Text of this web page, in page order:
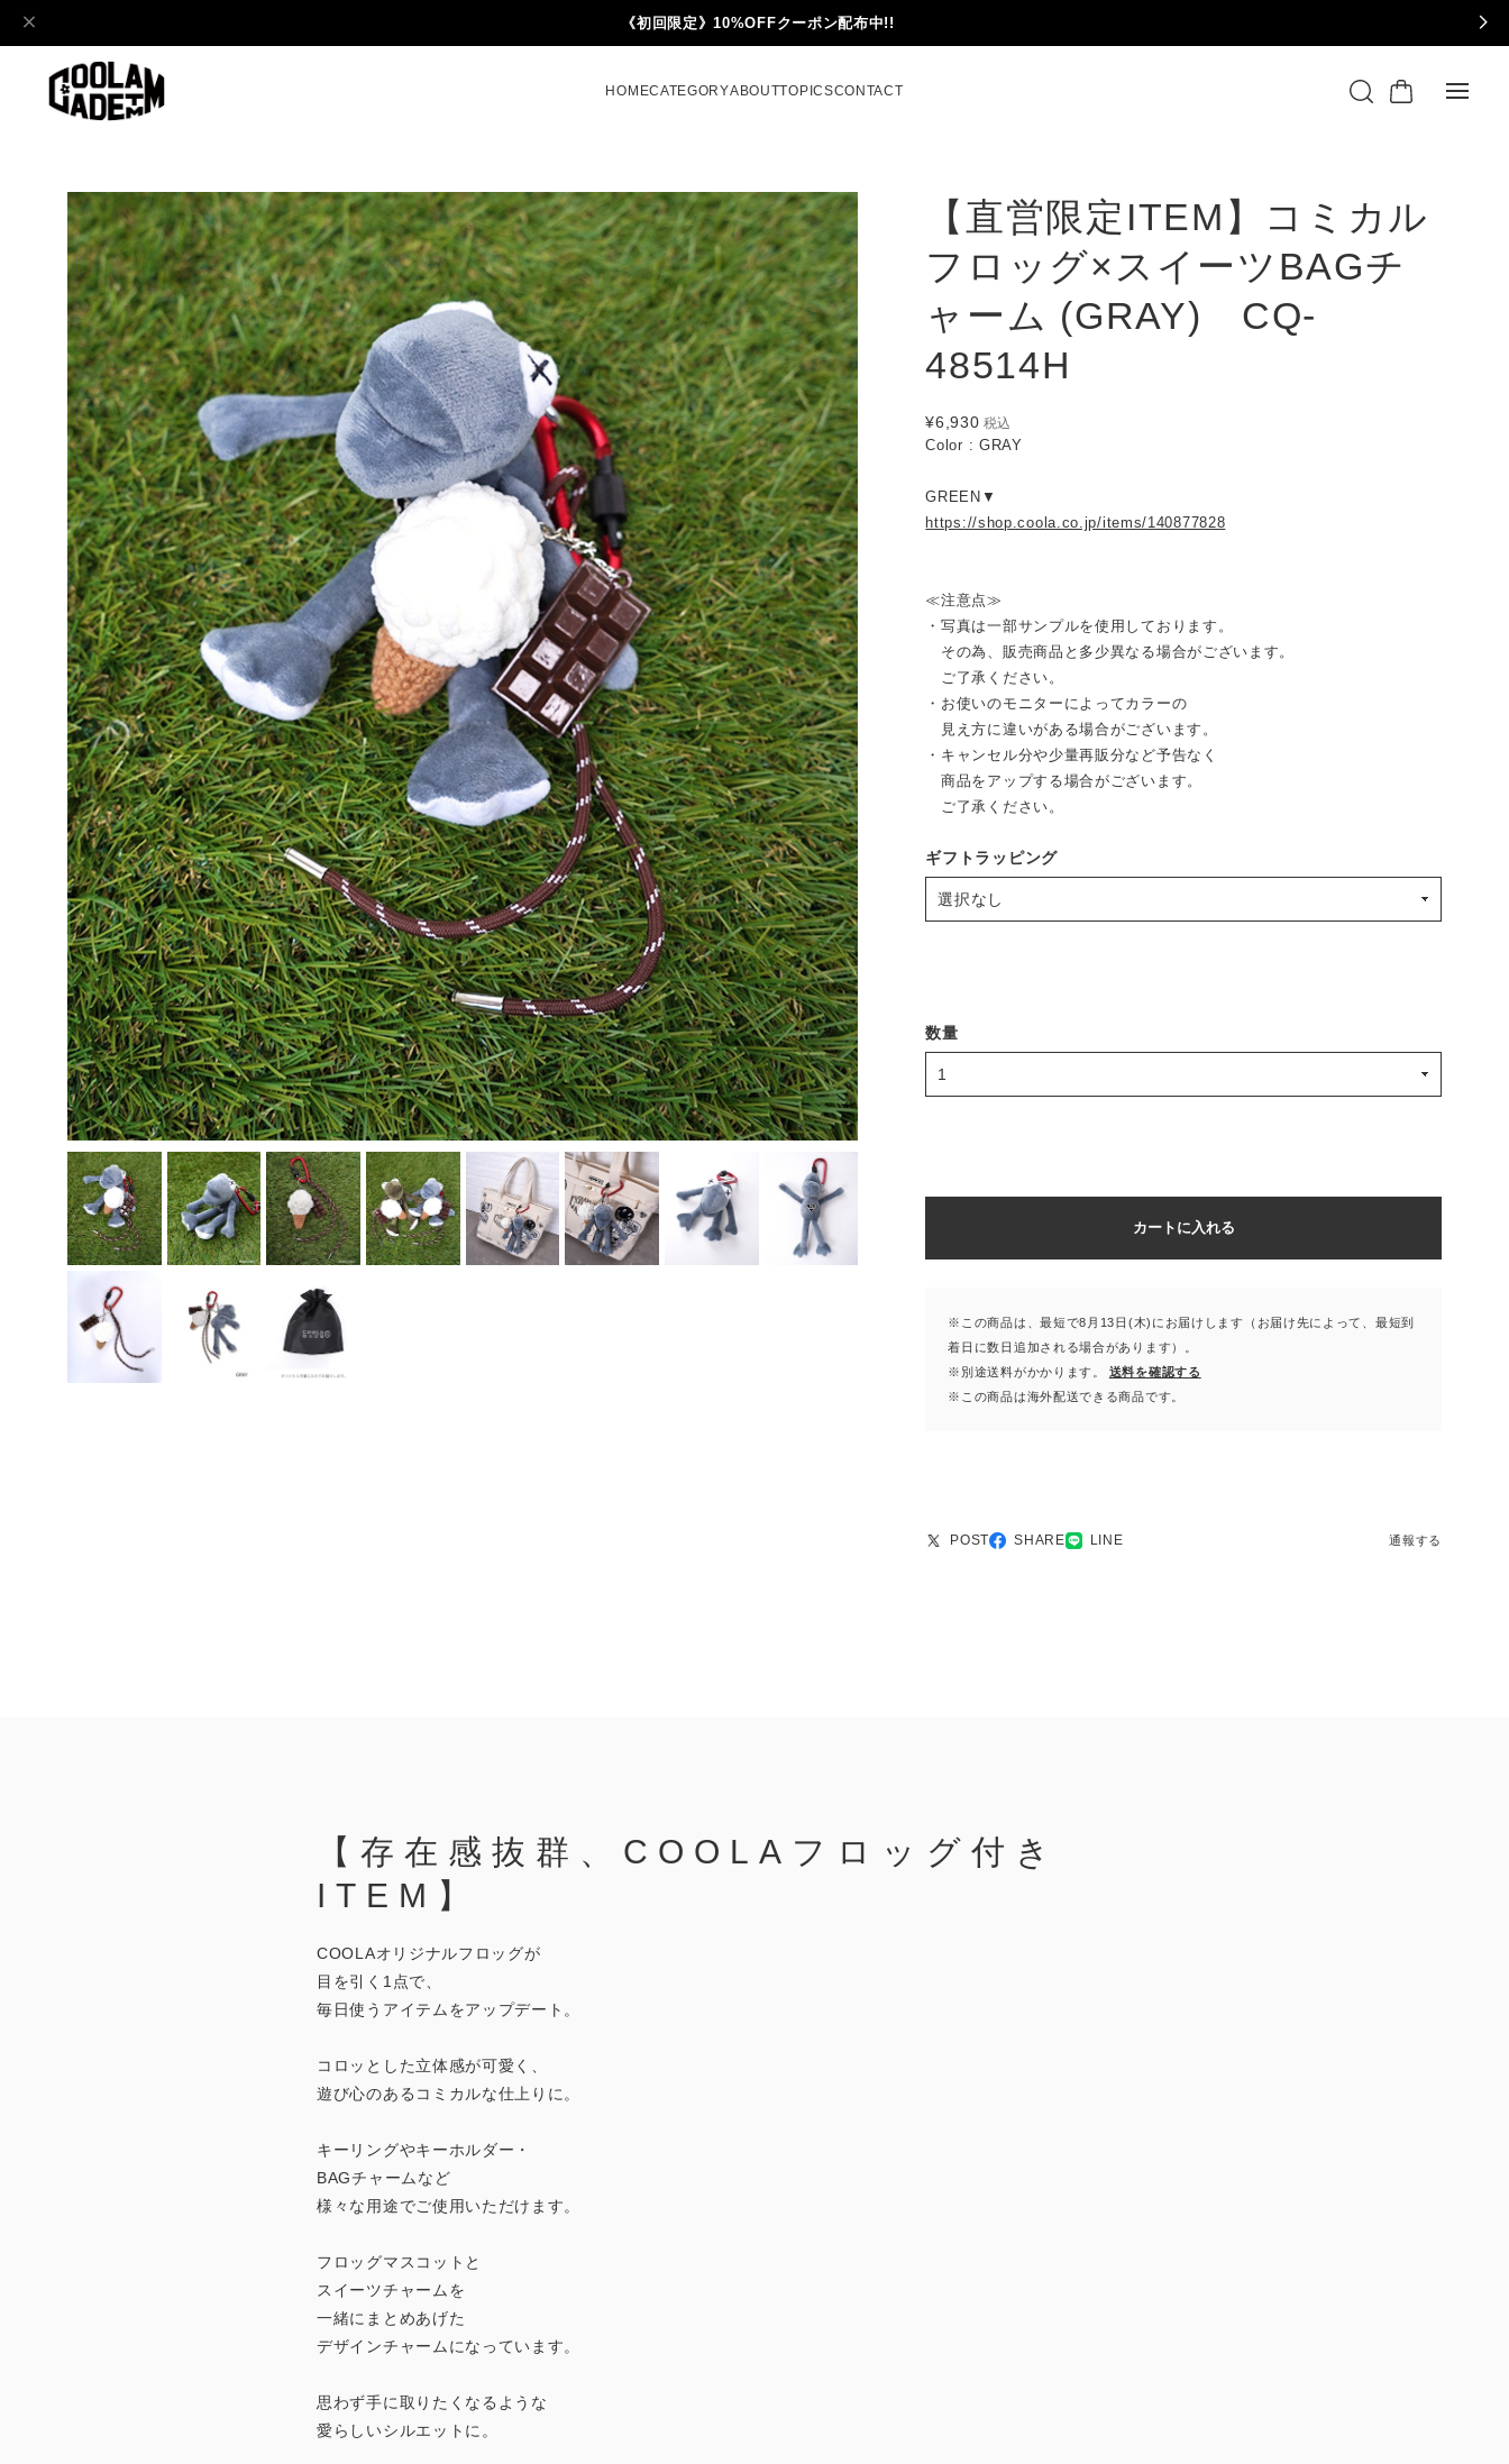
《初回限定》10%OFFクーポン配布中!!
HOMECATEGORYABOUTTOPICSCONTACT
【直営限定ITEM】コミカル
フロッグ×スイーツBAGチ
ャーム (GRAY) CQ-
48514H
¥6,930 税込
Color : GRAY
GREEN▼
https://shop.coola.co.jp/items/140877828
≪注意点≫
・写真は一部サンプルを使用しております。
その為、販売商品と多少異なる場合がございます。
ご了承ください。
・お使いのモニターによってカラーの
見え方に違いがある場合がございます。
・キャンセル分や少量再販分など予告なく
商品をアップする場合がございます。
ご了承ください。
ギフトラッピング
数量
カートに入れる
※この商品は、最短で8月13日(木)にお届けします（お届け先によって、最短到
着日に数日追加される場合があります）。
※別途送料がかかります。
送料を確認する
※この商品は海外配送できる商品です。
POST SHARE LINE 通報する
【存在感抜群、COOLAフロッグ付き
ITEM】
COOLAオリジナルフロッグが
目を引く1点で、
毎日使うアイテムをアップデート。
コロッとした立体感が可愛く、
遊び心のあるコミカルな仕上りに。
キーリングやキーホルダー・
BAGチャームなど
様々な用途でご使用いただけます。
フロッグマスコットと
スイーツチャームを
一緒にまとめあげた
デザインチャームになっています。
思わず手に取りたくなるような
愛らしいシルエットに。